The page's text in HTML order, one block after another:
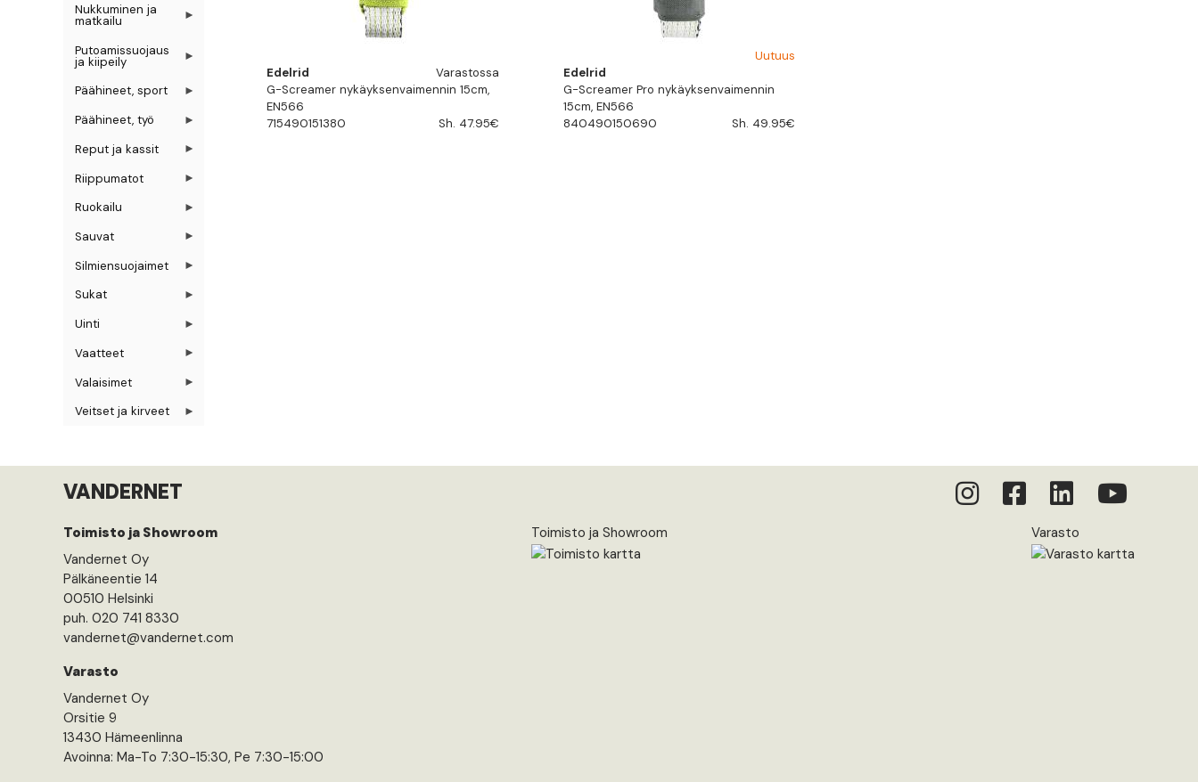
Edelrid
Varastossa
G-Screamer nykäyksenvaimennin 15cm,
EN566
715490151380
Sh. 47.95€
Uutuus
Edelrid
G-Screamer Pro nykäyksenvaimennin
15cm, EN566
840490150690
Sh. 49.95€
Nukkuminen ja
matkailu
Putoamissuojaus
ja kiipeily
Päähineet, sport
Päähineet, työ
Reput ja kassit
Riippumatot
Ruokailu
Sauvat
Silmiensuojaimet
Sukat
Uinti
Vaatteet
Valaisimet
Veitset ja kirveet
VANDERNET
Toimisto ja Showroom
Vandernet Oy
Pälkäneentie 14
00510 Helsinki
puh. 020 741 8330
vandernet@vandernet.com
Varasto
Vandernet Oy
Orsitie 9
13430 Hämeenlinna
Avoinna: Ma-To 7:30-15:30, Pe 7:30-15:00
Toimisto ja Showroom Varasto